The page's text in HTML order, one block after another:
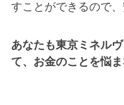
すことができるので
あなたも東京ミネル
て、お金のことを悩